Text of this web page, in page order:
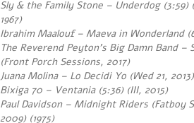
Sly & the Family Stone – Underdog (3:59)
1967)
Ibrahim Maalouf – Maeva in Wonderland
The Reverend Peyton’s Big Damn Band –
(Front Porch Sessions, 2017)
Juana Molina – Lo Decidi Yo (Wed 21, 2013)
Bixiga 70 – Ventania (5:36) (III, 2015)
Paul Davidson – Midnight Riders (Fatboy
2009) (1975)